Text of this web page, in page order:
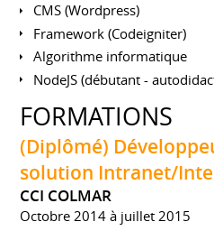
CMS (Wordpress)
Framework (Codeigniter)
Algorithme informatique
NodeJS (débutant -
FORMATIONS
(Diplômé)
solution Intranet/
CCI COLMAR
Octobre 2014 à juillet 2015